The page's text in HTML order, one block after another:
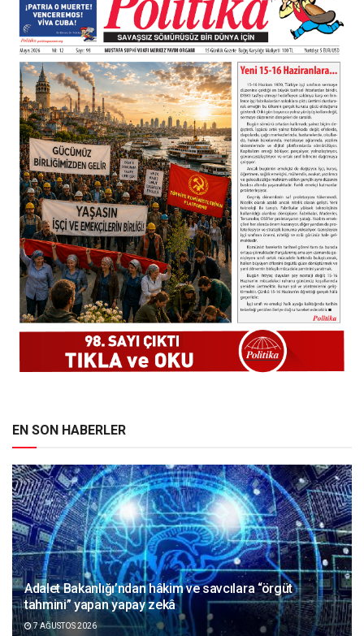
EN SON HABERLER
Adalet Bakanlığı’ndan hâkim ve savcılara “örgüt
tahmini” yapan yapay zekâ
7 AĞUSTOS 2026